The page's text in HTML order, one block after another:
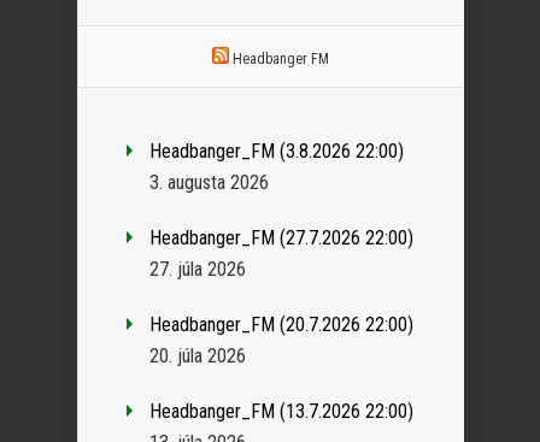
Headbanger FM
Headbanger_FM (3.8.2026 22:00)
3. augusta 2026
Headbanger_FM (27.7.2026 22:00)
27. júla 2026
Headbanger_FM (20.7.2026 22:00)
20. júla 2026
Headbanger_FM (13.7.2026 22:00)